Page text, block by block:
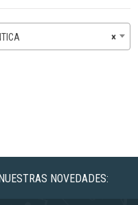
×
NOVEDADES: